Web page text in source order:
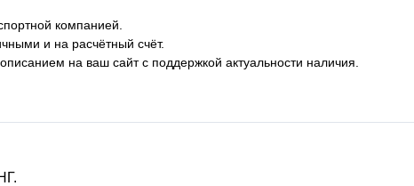
компанией.
и на расчётный счёт.
на ваш сайт с поддержкой актуальности наличия.